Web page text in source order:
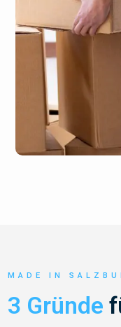
MADE IN
3 Gründe